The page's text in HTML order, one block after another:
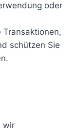
oder
Transaktionen,
schützen Sie
wir